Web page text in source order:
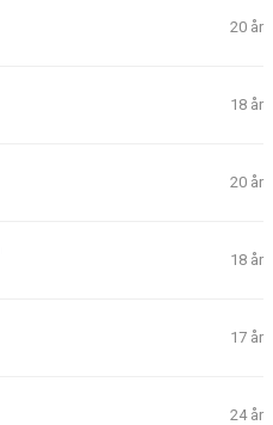
20 år
18 år
20 år
18 år
17 år
24 år